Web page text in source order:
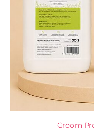
Groom